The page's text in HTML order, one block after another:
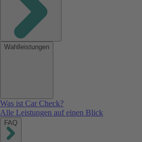
Wahlleistungen
Was ist Car Check?
Alle Leistungen auf einen Blick
FAQ